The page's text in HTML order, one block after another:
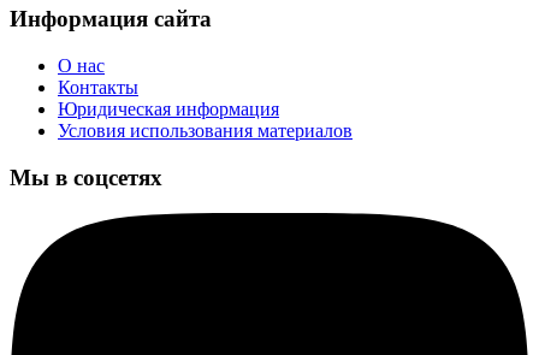
Информация сайта
О нас
Контакты
Юридическая информация
Условия использования материалов
Мы в соцсетях